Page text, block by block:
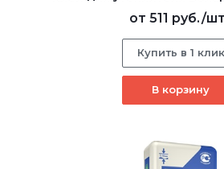
от 511 руб./шт
Купить в 1 клик
В корзину